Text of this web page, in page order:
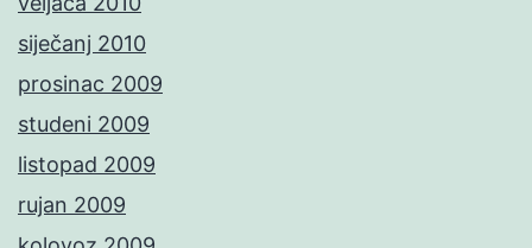
siječanj 2010
prosinac 2009
studeni 2009
listopad 2009
rujan 2009